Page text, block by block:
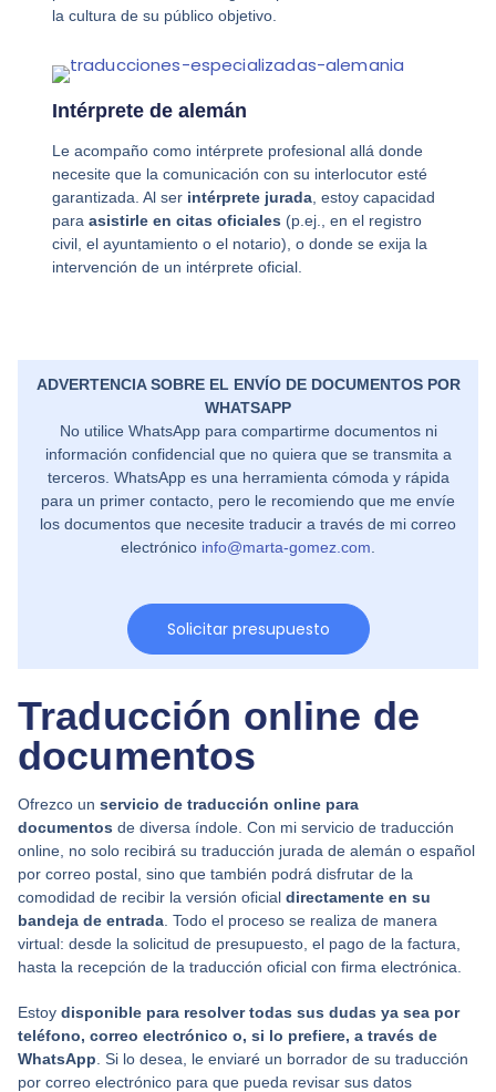
la cultura de su público objetivo.
Intérprete de alemán
Le acompaño como intérprete profesional allá donde
necesite que la comunicación con su interlocutor esté
garantizada. Al ser intérprete jurada, estoy capacidad
para asistirle en citas oficiales (p.ej., en el registro
civil, el ayuntamiento o el notario), o donde se exija la
intervención de un intérprete oficial.
Traducción online de
documentos
Ofrezco un servicio de traducción online para
documentos de diversa índole. Con mi servicio de traducción
online, no solo recibirá su traducción jurada de alemán o español
por correo postal, sino que también podrá disfrutar de la
comodidad de recibir la versión oficial directamente en su
bandeja de entrada . Todo el proceso se realiza de manera
virtual: desde la solicitud de presupuesto, el pago de la factura,
hasta la recepción de la traducción oficial con firma electrónica.
Estoy disponible para resolver todas sus dudas ya sea por
teléfono, correo electrónico o, si lo prefiere, a través de
WhatsApp . Si lo desea, le enviaré un borrador de su traducción
por correo electrónico para que pueda revisar sus datos
ADVERTENCIA SOBRE EL ENVÍO DE DOCUMENTOS POR
WHATSAPP
No utilice WhatsApp para compartirme documentos ni
información confidencial que no quiera que se transmita a
terceros. WhatsApp es una herramienta cómoda y rápida
para un primer contacto, pero le recomiendo que me envíe
los documentos que necesite traducir a través de mi correo
electrónico info@marta-gomez.com.
Solicitar presupuesto